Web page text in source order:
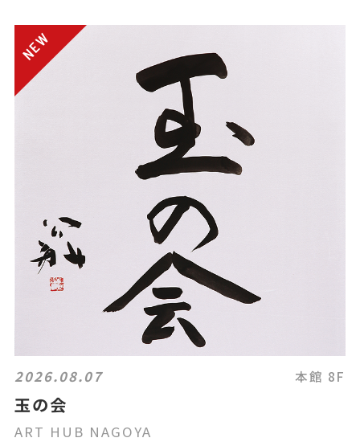
2026.08.07 本館 8F
玉の会
ART HUB NAGOYA